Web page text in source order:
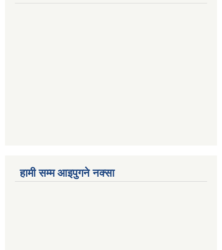
हामी सम्म आइपुगने नक्सा